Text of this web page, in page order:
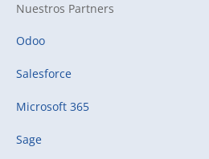
Nuestros Partners
Odoo
Salesforce
Microsoft 365
Sage